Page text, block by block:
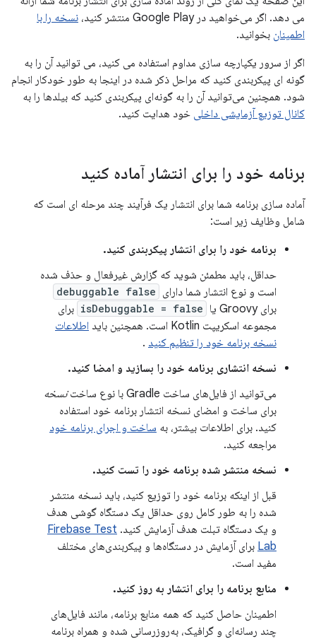
می دهد. اگر می‌خواهید در Google Play منتشر کنید،
نسخه را با
اطمینان بخوانید.
اگر از سرور یکپارچه سازی مداوم استفاده می کنید، می توانید آن را به
گونه ای پیکربندی کنید که مراحل ذکر شده در اینجا به طور خودکار انجام
شود. همچنین می‌توانید آن را به گونه‌ای پیکربندی کنید که بیلدها را به
کانال توزیع آزمایشی داخلی خود هدایت کنید.
برنامه خود را برای انتشار آماده کنید
آماده سازی برنامه شما برای انتشار یک فرآیند چند مرحله ای است که
شامل وظایف زیر است:
برنامه خود را برای انتشار پیکربندی کنید.
حداقل، باید مطمئن شوید که گزارش غیرفعال و حذف شده
است و نوع انتشار شما دارای debuggable false
برای Groovy یا isDebuggable = false برای
مجموعه اسکریپت Kotlin است. همچنین باید
اطلاعات
نسخه برنامه خود را تنظیم کنید .
نسخه انتشاری برنامه خود را بسازید و امضا کنید.
می‌توانید از فایل‌های ساخت Gradle با نوع ساخت
نسخه
برای ساخت و امضای نسخه انتشار برنامه خود استفاده
کنید. برای اطلاعات بیشتر، به ساخت و اجرای برنامه خود
مراجعه کنید.
نسخه منتشر شده برنامه خود را تست کنید.
قبل از اینکه برنامه خود را توزیع کنید، باید نسخه منتشر
شده را به طور کامل روی حداقل یک دستگاه گوشی هدف
و یک دستگاه تبلت هدف آزمایش کنید. Firebase Test
Lab برای آزمایش در دستگاه‌ها و پیکربندی‌های مختلف
مفید است.
منابع برنامه را برای انتشار به روز کنید.
اطمینان حاصل کنید که همه منابع برنامه، مانند فایل‌های
چند رسانه‌ای و گرافیک، به‌روزرسانی شده و همراه برنامه